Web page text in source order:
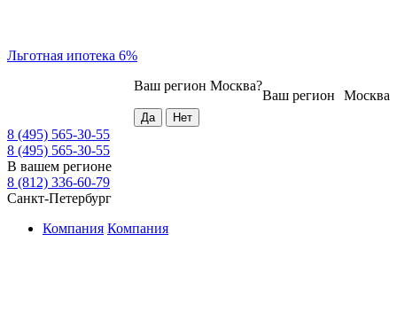
Льготная ипотека 6%
Москва
Ваш регион
Ваш регион Москва?
8 (495) 565-30-55
8 (495) 565-30-55
В вашем регионе
8 (812) 336-60-79
Санкт-Петербург
Компания Компания